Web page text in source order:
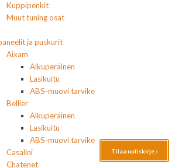
Kuppipenkit
Muut tuning osat
ja puskurit
Aixam
Alkuperäinen
Lasikuitu
ABS-muovi tarvike
Bellier
Alkuperäinen
Lasikuitu
ABS-muovi tarvike
Casalini
Chatenet
Tilaa uutiskirje ›